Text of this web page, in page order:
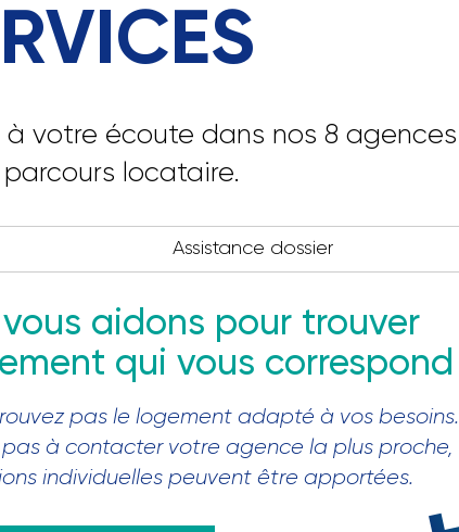
votre écoute dans nos 8 agences
locataire.
Assistance dossier
aidons pour trouver
qui vous correspond
pas le logement adapté à vos besoins.
pas à contacter votre agence la plus proche,
individuelles peuvent être apportées.